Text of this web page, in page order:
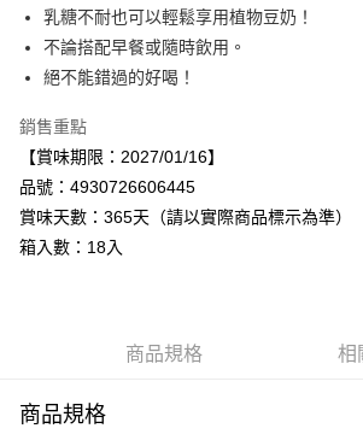
悠遊付
Google Pay
全盈+PAY
AFTEE先享後付
相關說明
【關於「AFTEE先享後付」】
AFTEE先享後付是「在收到商品之後才付款」的支
便利好安心！
【「AFTEE先享後付」結帳流程】
結帳頁面，進行簡訊認證並確認金額後，即可完成結
運送方式
乳糖不耐也可以輕鬆享用植物豆奶！
不論搭配早餐或隨時飲用。
絕不能錯過的好喝！
銷售重點
【賞味期限：2027/01/16】
品號：4930726606445
賞味天數：365天（請以實際商品標示為準）
箱入數：18入
商品規格 相
商品規格